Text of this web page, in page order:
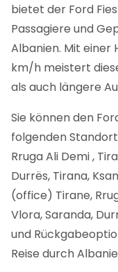
bietet der Ford
Passagiere und
Albanien. Mit einer
km/h meistert
als auch längere
Sie können den
folgenden
Rruga Ali Demi ,
Durrës, Tirana,
(office) Tirane,
Vlora, Saranda,
und
Reise durch